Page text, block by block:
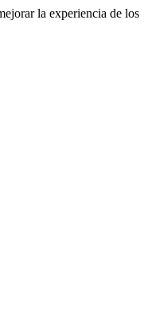
la experiencia de los